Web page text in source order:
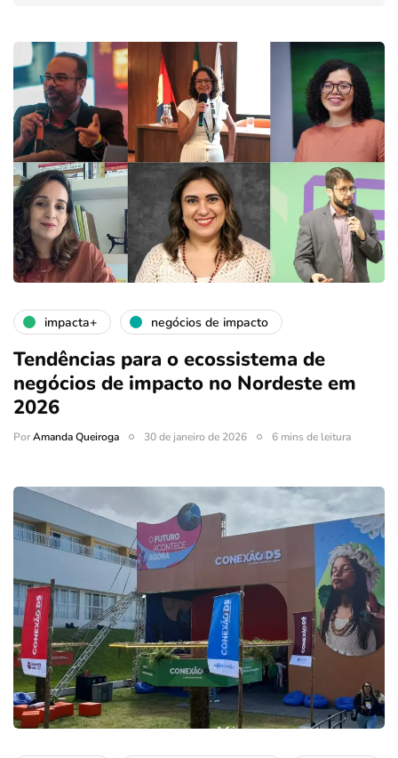
impacta+ negócios de impacto
Tendências para o ecossistema de
negócios de impacto no Nordeste em
2026
PorAmanda Queiroga 30 de janeiro de 2026 6 mins de leitura